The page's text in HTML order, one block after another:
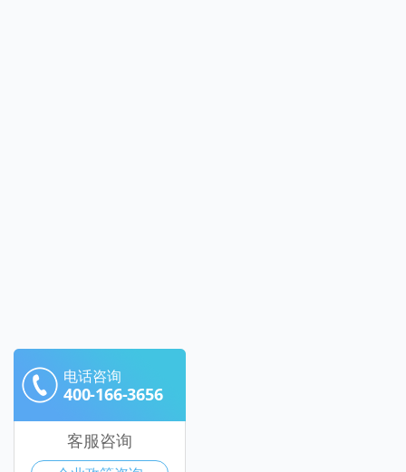
电话咨询
400-166-3656
客服咨询